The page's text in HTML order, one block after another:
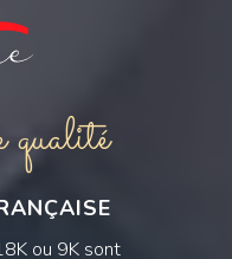
ou 9K sont